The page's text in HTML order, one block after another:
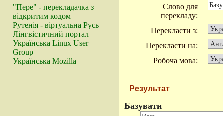
"Пере" - перекладачка з
відкритим кодом
Рутенія - віртуальна Русь
Лінгвістичний портал
Українська Linux User
Group
Українська Mozilla
Слово для
перекладу:
Перекласти з:
Перекласти на:
Робоча мова:
Результат
Базувати